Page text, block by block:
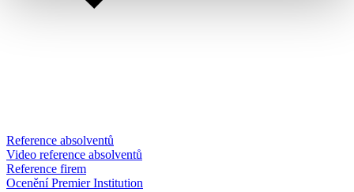
Reference absolventů
Video reference absolventů
Reference firem
Ocenění Premier Institution